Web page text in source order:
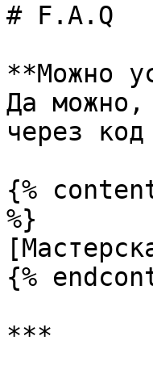
# F.A.Q
**Можно
Да можно,
через
{%
%}
{%
***